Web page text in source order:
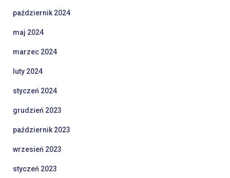
październik 2024
maj 2024
marzec 2024
luty 2024
styczeń 2024
grudzień 2023
październik 2023
wrzesień 2023
styczeń 2023